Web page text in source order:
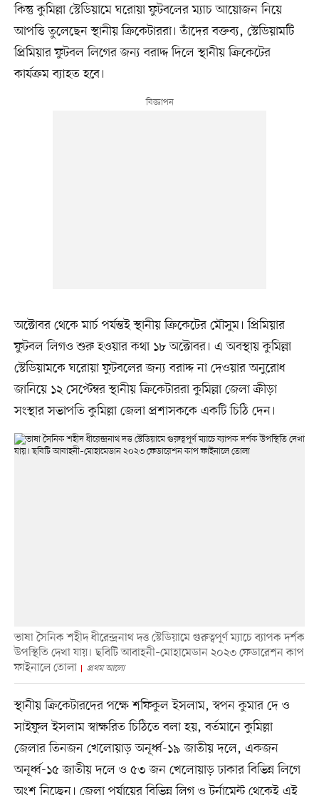
কিন্তু কুমিল্লা স্টেডিয়ামে ঘরোয়া ফুটবলের ম্যাচ আয়োজন নিয়ে
আপত্তি তুলেছেন স্থানীয় ক্রিকেটাররা। তাঁদের বক্তব্য, স্টেডিয়ামটি
প্রিমিয়ার ফুটবল লিগের জন্য বরাদ্দ দিলে স্থানীয় ক্রিকেটের
কার্যক্রম ব্যাহত হবে।
অক্টোবর থেকে মার্চ পর্যন্তই স্থানীয় ক্রিকেটের মৌসুম। প্রিমিয়ার
ফুটবল লিগও শুরু হওয়ার কথা ১৮ অক্টোবর। এ অবস্থায় কুমিল্লা
স্টেডিয়ামকে ঘরোয়া ফুটবলের জন্য বরাদ্দ না দেওয়ার অনুরোধ
জানিয়ে ১২ সেপ্টেম্বর স্থানীয় ক্রিকেটাররা কুমিল্লা জেলা ক্রীড়া
সংস্থার সভাপতি কুমিল্লা জেলা প্রশাসককে একটি চিঠি দেন।
ভাষা সৈনিক শহীদ ধীরেন্দ্রনাথ দত্ত স্টেডিয়ামে গুরুত্বপূর্ণ ম্যাচে ব্যাপক দর্শক
উপস্থিতি দেখা যায়। ছবিটি আবাহনী–মোহামেডান ২০২৩ ফেডারেশন কাপ
ফাইনালে তোলা
প্রথম আলো
স্থানীয় ক্রিকেটারদের পক্ষে শফিকুল ইসলাম, স্বপন কুমার দে ও
সাইফুল ইসলাম স্বাক্ষরিত চিঠিতে বলা হয়, বর্তমানে কুমিল্লা
জেলার তিনজন খেলোয়াড় অনূর্ধ্ব-১৯ জাতীয় দলে, একজন
অনূর্ধ্ব-১৫ জাতীয় দলে ও ৫৩ জন খেলোয়াড় ঢাকার বিভিন্ন লিগে
অংশ নিচ্ছেন। জেলা পর্যায়ের বিভিন্ন লিগ ও টুর্নামেন্ট থেকেই এই